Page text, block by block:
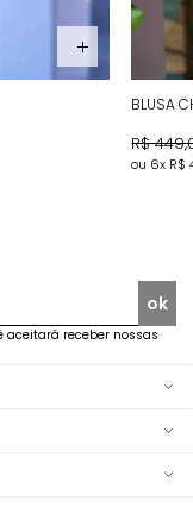
BLUSA
R$
6x R$
ok
aceitará receber nossas